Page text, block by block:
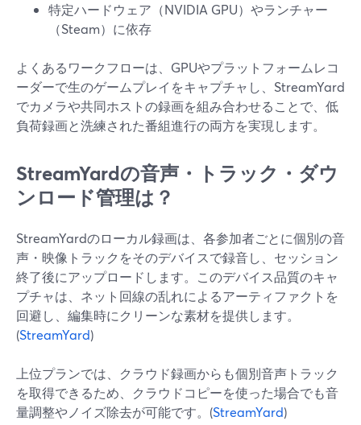
特定ハードウェア（NVIDIA GPU）やランチャー
（Steam）に依存
よくあるワークフローは、GPUやプラットフォームレコ
ーダーで生のゲームプレイをキャプチャし、StreamYard
でカメラや共同ホストの録画を組み合わせることで、低
負荷録画と洗練された番組進行の両方を実現します。
StreamYardの音声・トラック・ダウ
ンロード管理は？
StreamYardのローカル録画は、各参加者ごとに個別の音
声・映像トラックをそのデバイスで録音し、セッション
終了後にアップロードします。このデバイス品質のキャ
プチャは、ネット回線の乱れによるアーティファクトを
回避し、編集時にクリーンな素材を提供します。
(StreamYard)
上位プランでは、クラウド録画からも個別音声トラック
を取得できるため、クラウドコピーを使った場合でも音
量調整やノイズ除去が可能です。(StreamYard)